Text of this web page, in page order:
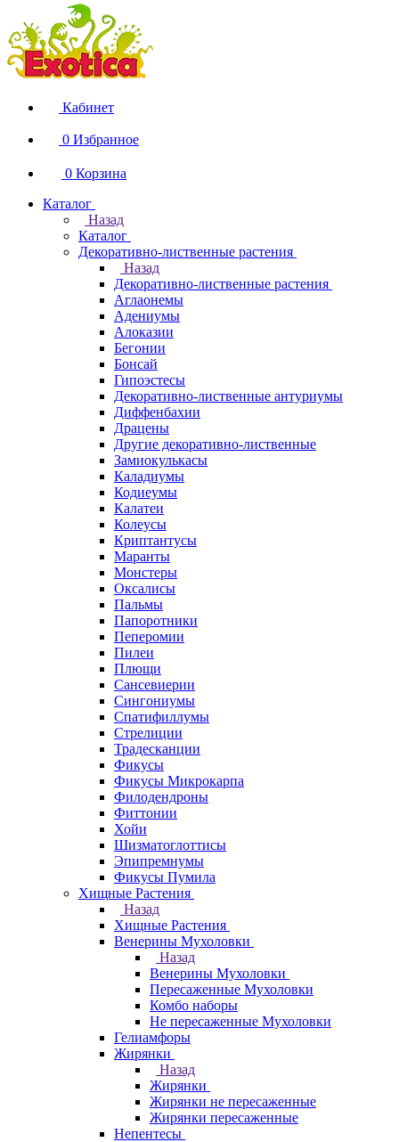
Кабинет
0 Избранное
0 Корзина
Каталог
Назад
Каталог
Декоративно-лиственные растения
Назад
Декоративно-лиственные растения
Аглаонемы
Адениумы
Алоказии
Бегонии
Бонсай
Гипоэстесы
Декоративно-лиственные антуриумы
Диффенбахии
Драцены
Другие декоративно-лиственные
Замиокулькасы
Каладиумы
Кодиеумы
Калатеи
Колеусы
Криптантусы
Маранты
Монстеры
Оксалисы
Пальмы
Папоротники
Пеперомии
Пилеи
Плющи
Сансевиерии
Сингониумы
Спатифиллумы
Стрелиции
Традесканции
Фикусы
Фикусы Микрокарпа
Филодендроны
Фиттонии
Хойи
Шизматоглоттисы
Эпипремнумы
Фикусы Пумила
Хищные Растения
Назад
Хищные Растения
Венерины Мухоловки
Назад
Венерины Мухоловки
Пересаженные Мухоловки
Комбо наборы
Не пересаженные Мухоловки
Гелиамфоры
Жирянки
Назад
Жирянки
Жирянки не пересаженные
Жирянки пересаженные
Непентесы